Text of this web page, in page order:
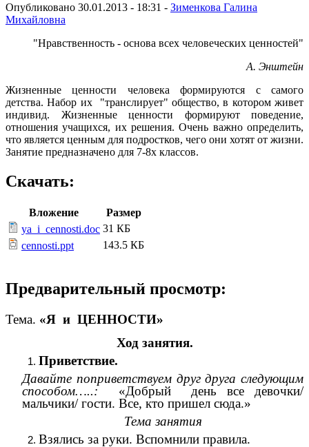
Опубликовано 30.01.2013 - 18:31 - Зименкова Галина
Михайловна
"Нравственность - основа всех человеческих ценностей"
А. Энштейн
Жизненные ценности человека формируются с самого
детства. Набор их "транслирует" общество, в котором живет
индивид. Жизненные ценности формируют поведение,
отношения учащихся, их решения. Очень важно определить,
что является ценным для подростков, чего они хотят от жизни.
Занятие предназначено для 7-8х классов.
Скачать:
Вложение
Размер
ya_i_cennosti.doc 31 КБ
cennosti.ppt
143.5 КБ
Предварительный просмотр:
Тема. «Я и ЦЕННОСТИ»
Ход занятия.
Приветствие.
Давайте поприветствуем друг друга следующим
способом…..:
«Добрый день все девочки/
мальчики/ гости. Все, кто пришел сюда.»
Тема занятия
Взялись за руки. Вспомнили правила.